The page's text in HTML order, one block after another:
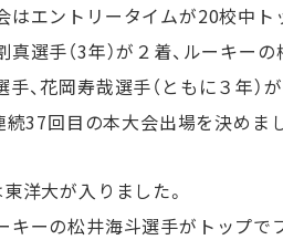
はエントリータイムが20校中ト
真選手（3年）が２着、ルーキー
手、花岡寿哉選手（ともに３年
続37回目の本大会出場を決めま
洋大が入りました。
キーの松井海斗選手がトップ